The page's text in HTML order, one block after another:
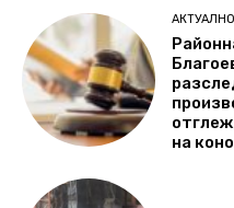
АКТУАЛНО
на